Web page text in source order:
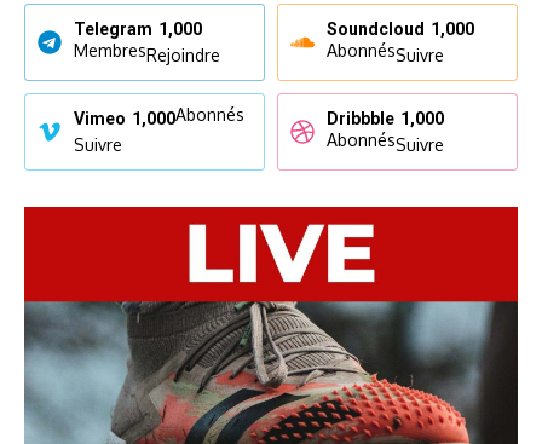
Telegram 1,000
MembresRejoindre
Soundcloud 1,000
AbonnésSuivre
Vimeo 1,000Abonnés
Suivre
Dribbble 1,000
AbonnésSuivre